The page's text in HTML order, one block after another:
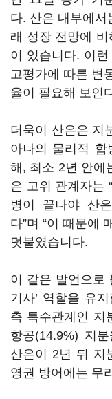
다. 산은 내부에서
래 성장 전망에
이 있습니다. 이
고평가에 따른 변
율이 필요해 보인
더욱이 산은은 지
아나의 물리적 합
해, 최소 2년 안에
은 고위 관계자는
병이 끝나야 산
다”며 “이 때문에
덧붙였습니다.
이 같은 발언으로
기사’ 역할을 유
측 특수관계인 지
항공(14.9%) 지
산은이 2년 뒤 지
영권 방어에는 무